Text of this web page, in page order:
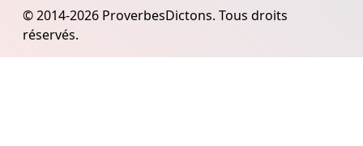
© 2014-2026 ProverbesDictons. Tous droits
réservés.